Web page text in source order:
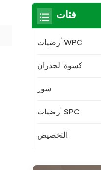
فئات
أرضيات WPC
كسوة الجدران
سور
أرضيات SPC
التخصيص